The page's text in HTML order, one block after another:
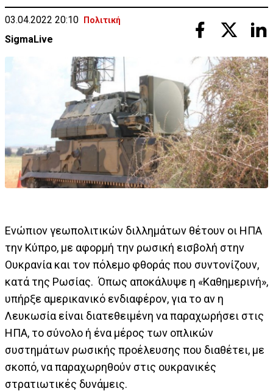
03.04.2022 20:10 Πολιτική
SigmaLive
Ενώπιον γεωπολιτικών διλλημάτων θέτουν οι ΗΠΑ
την Κύπρο, με αφορμή την ρωσική εισβολή στην
Ουκρανία και τον πόλεμο φθοράς που συντονίζουν,
κατά της Ρωσίας. Όπως αποκάλυψε η «Καθημερινή»,
υπήρξε αμερικανικό ενδιαφέρον, για το αν η
Λευκωσία είναι διατεθειμένη να παραχωρήσει στις
ΗΠΑ, το σύνολο ή ένα μέρος των οπλικών
συστημάτων ρωσικής προέλευσης που διαθέτει, με
σκοπό, να παραχωρηθούν στις ουκρανικές
στρατιωτικές δυνάμεις.